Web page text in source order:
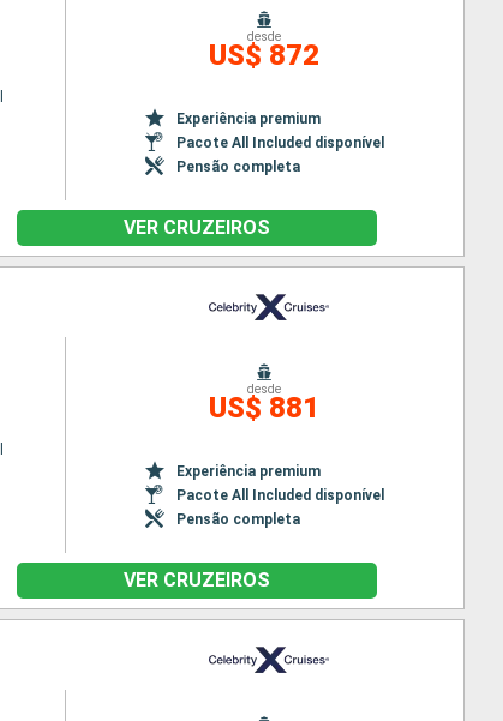
desde
US$ 872
Experiência premium
Pacote All Included disponível
Pensão completa
VER CRUZEIROS
desde
US$ 881
Experiência premium
Pacote All Included disponível
Pensão completa
VER CRUZEIROS